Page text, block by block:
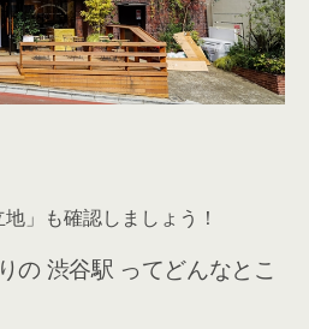
」も確認しましょう！
の 渋谷駅 ってどんなとこ